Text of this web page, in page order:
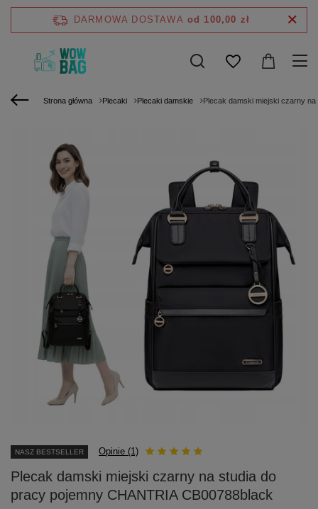
DARMOWA DOSTAWA od 100,00 zł
Strona główna Plecaki Plecaki damskie Plecak damski miejski czarny
NASZ BESTSELLER Opinie (1)
Plecak damski miejski czarny na studia do
pracy pojemny CHANTRIA CB00788black